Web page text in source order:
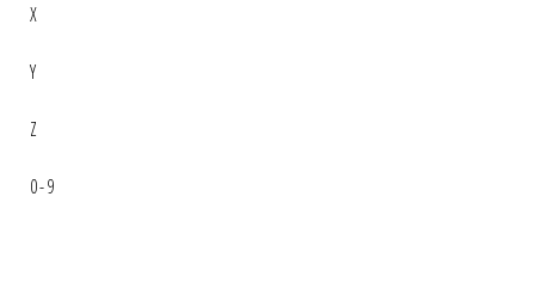
X
Y
Z
0-9